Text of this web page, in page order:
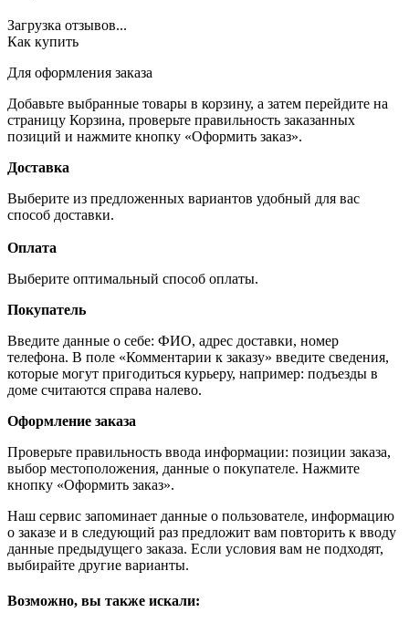
Загрузка отзывов...
Как купить
Для оформления заказа
Добавьте выбранные товары в корзину, а затем перейдите на
страницу Корзина, проверьте правильность заказанных
позиций и нажмите кнопку «Оформить заказ».
Доставка
Выберите из предложенных вариантов удобный для вас
способ доставки.
Оплата
Выберите оптимальный способ оплаты.
Покупатель
Введите данные о себе: ФИО, адрес доставки, номер
телефона. В поле «Комментарии к заказу» введите сведения,
которые могут пригодиться курьеру, например: подъезды в
доме считаются справа налево.
Оформление заказа
Проверьте правильность ввода информации: позиции заказа,
выбор местоположения, данные о покупателе. Нажмите
кнопку «Оформить заказ».
Наш сервис запоминает данные о пользователе, информацию
о заказе и в следующий раз предложит вам повторить к вводу
данные предыдущего заказа. Если условия вам не подходят,
выбирайте другие варианты.
Возможно, вы также искали: